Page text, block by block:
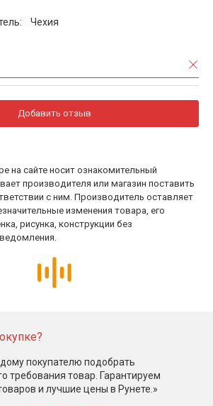
Чехия
Добавить отзыв
на сайте носит ознакомительный
производителя или магазин поставить
с ним. Производитель оставляет
изменения товара, его
рисунка, конструкции без
покупателю подобрать
требования товар. Гарантируем
и лучшие цены в Рунете.»